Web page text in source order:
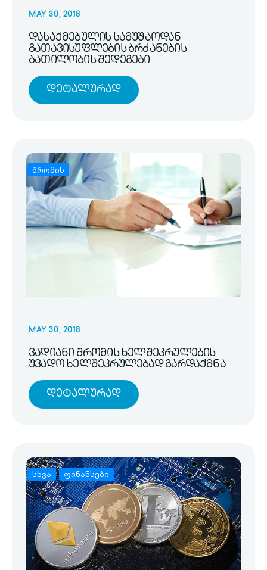
MAY 30, 2018
დასაქმებულის სამუშაოდან
გათავისუფლების ბრძანების
ბათილობის შედეგები
Დეტალურად
შრომის
MAY 30, 2018
ვადიანი შრომის ხელშეკრულების
უვადო ხელშეკრულებად გარდაქმნა
Დეტალურად
სხვა ფინანსები